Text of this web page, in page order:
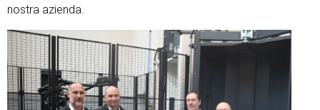
nostra azienda.